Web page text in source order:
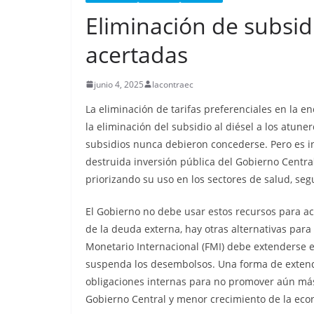
Eliminación de
acertadas
junio 4, 2025 lacontraec
La eliminación de tarifas preferenciales en la
la eliminación del subsidio al diésel a los
subsidios nunca debieron concederse. Pero
destruida inversión pública del Gobierno
priorizando su uso en los sectores de salud,
El Gobierno no debe usar estos recursos para
de la deuda externa, hay otras alternativas
Monetario Internacional (FMI) debe extenderse
suspenda los desembolsos. Una forma de
obligaciones internas para no promover aún
Gobierno Central y menor crecimiento de la
Nueva matanza
de Esmeraldas,
militarizada,
menos 13
libertad